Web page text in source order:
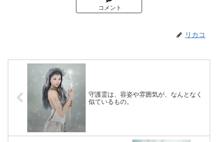
コメント
リカコ
守護霊は、容姿や雰囲気が、なんとなく
似ているもの。